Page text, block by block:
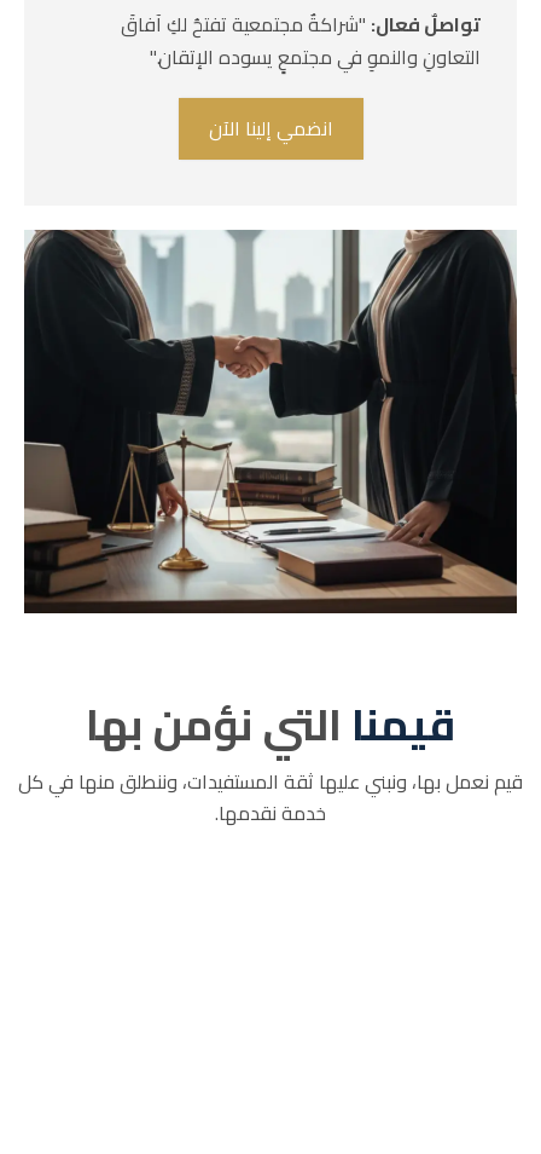
تواصلٌ فعال: "شراكةٌ مجتمعية تفتحُ لكِ آفاقَ
التعاونِ والنموِ في مجتمعٍ يسوده الإتقان."
انضمي إلينا الآن
قيمنا التي نؤمن بها
قيم نعمل بها، ونبني عليها ثقة المستفيدات، وننطلق منها في كل
خدمة نقدمها.